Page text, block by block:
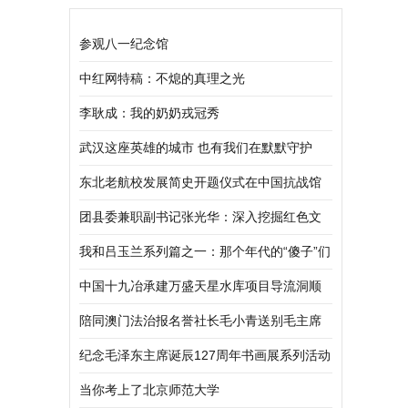
参观八一纪念馆
中红网特稿：不熄的真理之光
李耿成：我的奶奶戎冠秀
武汉这座英雄的城市 也有我们在默默守护
东北老航校发展简史开题仪式在中国抗战馆
举行
团县委兼职副书记张光华：深入挖掘红色文
化 打造红色旅游教育基地
我和吕玉兰系列篇之一：那个年代的“傻子”们
中国十九冶承建万盛天星水库项目导流洞顺
利完工
陪同澳门法治报名誉社长毛小青送别毛主席
女婿王景清
纪念毛泽东主席诞辰127周年书画展系列活动
在北京举行
当你考上了北京师范大学